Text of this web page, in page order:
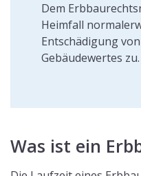
Dem
Heimfall
Entschädigung
Gebäudewertes zu.
Was ist ein